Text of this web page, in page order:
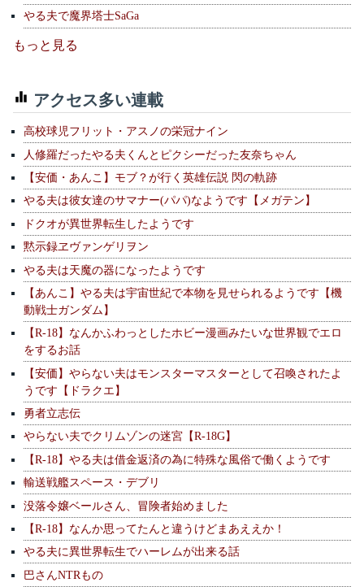
やる夫で魔界塔士SaGa
もっと見る
アクセス多い連載
高校球児フリット・アスノの栄冠ナイン
人修羅だったやる夫くんとピクシーだった友奈ちゃん
【安価・あんこ】モブ？が行く英雄伝説 閃の軌跡
やる夫は彼女達のサマナー(パパ)なようです【メガテン】
ドクオが異世界転生したようです
黙示録ヱヴァンゲリヲン
やる夫は天魔の器になったようです
【あんこ】やる夫は宇宙世紀で本物を見せられるようです【機
動戦士ガンダム】
【R-18】なんかふわっとしたホビー漫画みたいな世界観でエロ
をするお話
【安価】やらない夫はモンスターマスターとして召喚されたよ
うです【ドラクエ】
勇者立志伝
やらない夫でクリムゾンの迷宮【R-18G】
【R-18】やる夫は借金返済の為に特殊な風俗で働くようです
輸送戦艦スペース・デブリ
没落令嬢ベールさん、冒険者始めました
【R-18】なんか思ってたんと違うけどまあええか！
やる夫に異世界転生でハーレムが出来る話
巴さんNTRもの